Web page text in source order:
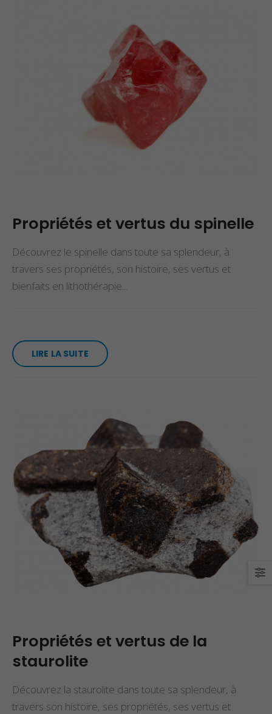
Propriétés et vertus du spinelle
Découvrez le spinelle dans toute sa splendeur, à
travers ses propriétés, son histoire, ses vertus et
bienfaits en lithothérapie...
LIRE LA SUITE
Propriétés et vertus de la
staurolite
Découvrez la staurolite dans toute sa splendeur, à
travers son histoire, ses propriétés, ses vertus et